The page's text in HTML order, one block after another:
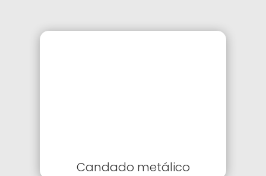
Candado metálico